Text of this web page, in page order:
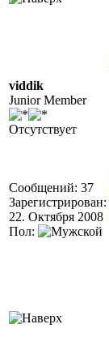
viddik
Junior Member
Отсутствует
Сообщений: 37
Зарегистрирован:
22. Октября 2008
Пол: